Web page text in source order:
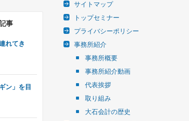
サイトマップ
トップセミナー
プライバシーポリシー
事務所紹介
事務所概要
事務所紹介動画
代表挨拶
取り組み
大石会計の歴史
事
れてき
ン」を目